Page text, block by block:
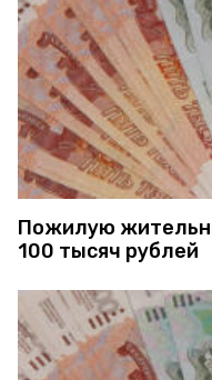
Пожилую
100 тысяч рублей